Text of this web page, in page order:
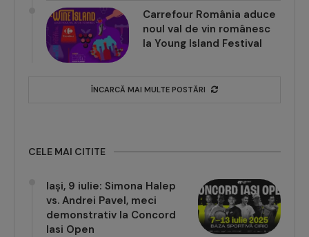
Carrefour România aduce
noul val de vin românesc
la Young Island Festival
ÎNCARCĂ MAI MULTE POSTĂRI
CELE MAI CITITE
Iași, 9 iulie: Simona Halep
vs. Andrei Pavel, meci
demonstrativ la Concord
Iasi Open